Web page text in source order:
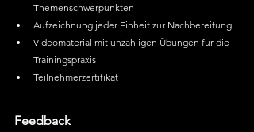
Themenschwerpunkten
Aufzeichnung jeder Einheit zur Nachbereitung
Videomaterial mit unzähligen Übungen für die
Trainingspraxis
Teilnehmerzertifikat
Feedback